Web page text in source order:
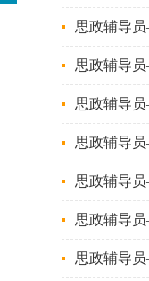
思政辅导
思政辅导
思政辅导
思政辅导
思政辅导
思政辅导
思政辅导